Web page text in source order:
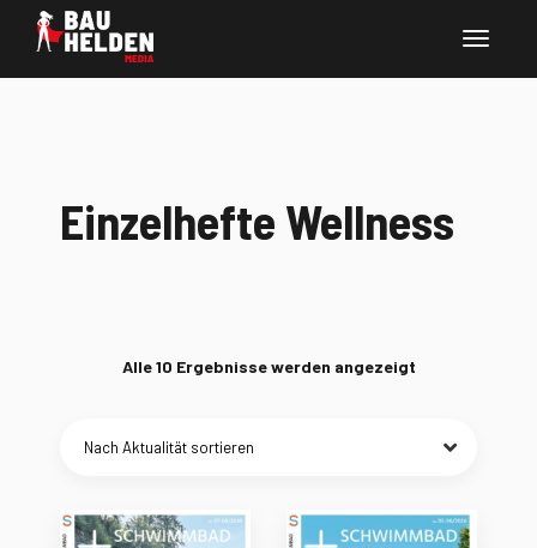
Einzelhefte Wellness
Alle 10 Ergebnisse werden angezeigtNach